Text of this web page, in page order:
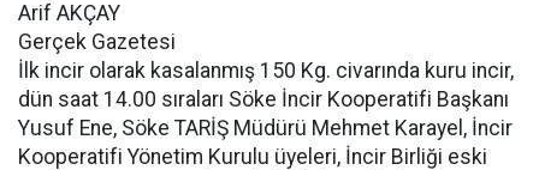
Arif AKÇAY
Gerçek Gazetesi
İlk incir olarak kasalanmış 150 Kg. civarında kuru incir,
dün saat 14.00 sıraları Söke İncir Kooperatifi Başkanı
Yusuf Ene, Söke TARİŞ Müdürü Mehmet Karayel, İncir
Kooperatifi Yönetim Kurulu üyeleri, İncir Birliği eski